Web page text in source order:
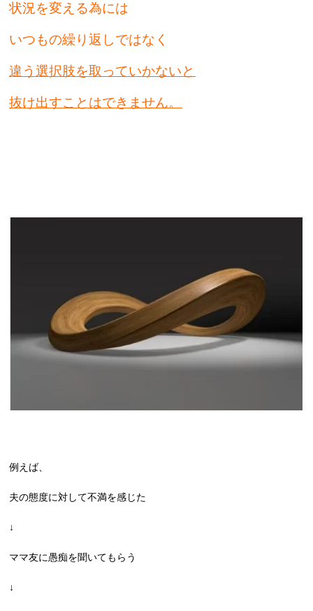
状況を変える為には
いつもの繰り返しではなく
違う選択肢を取っていかないと
抜け出すことはできません。
例えば、
夫の態度に対して不満を感じた
↓
ママ友に愚痴を聞いてもらう
↓